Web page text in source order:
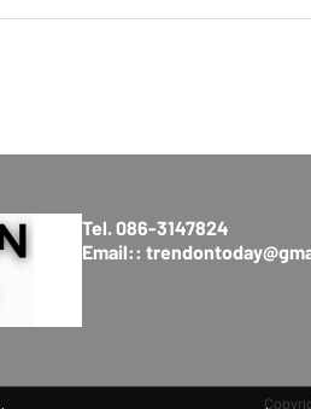
Tel. 086-3147824
Email::